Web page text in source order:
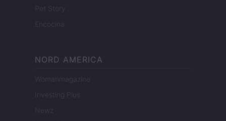
Pet Story
Encocina
NORD AMERICA
Womanmagazine
Investing Plus
Newz